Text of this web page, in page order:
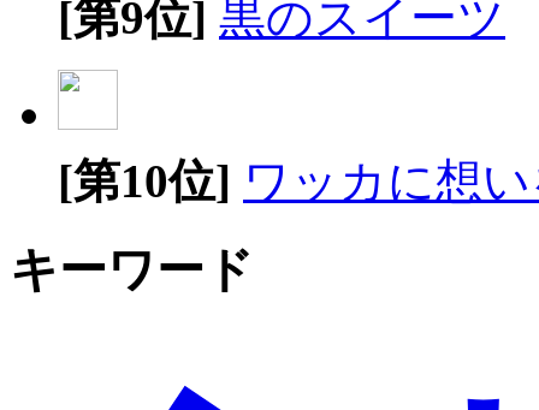
[第9位] 黒のスイーツ
[第10位] ワッカに想
キーワード